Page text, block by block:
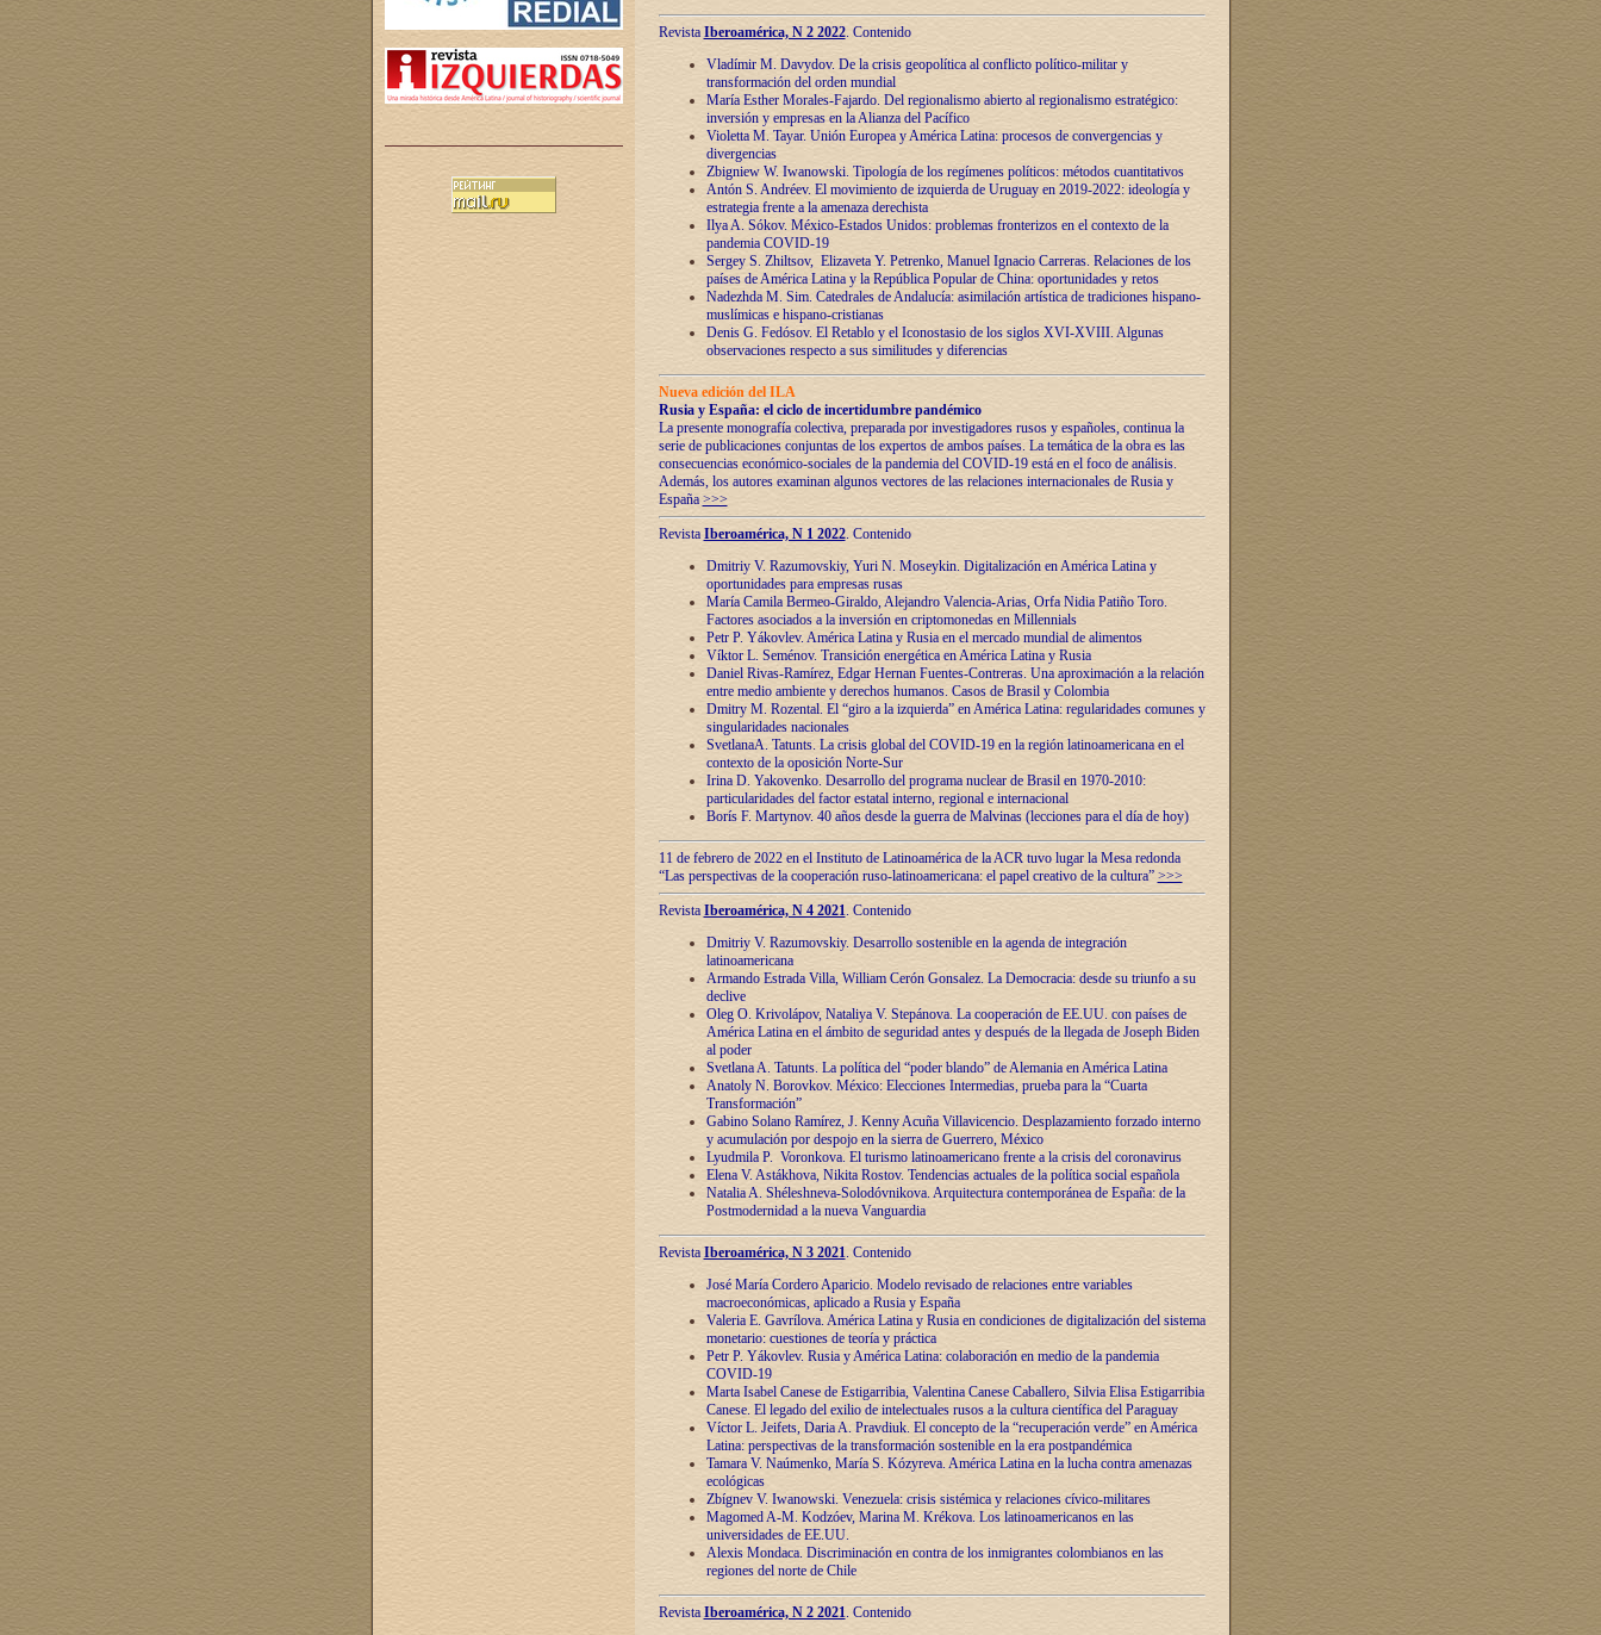
Revista Iberoamérica, N 2 2022. Contenido
Vladímir M. Davydov. De la crisis geopolítica al conflicto político-militar y
transformación del orden mundial
María Esther Morales-Fajardo. Del regionalismo abierto al regionalismo estratégico:
inversión y empresas en la Alianza del Pacífico
Violetta M. Tayar. Unión Europea y América Latina: procesos de convergencias y
divergencias
Zbigniew W. Iwanowski. Tipología de los regímenes políticos: métodos cuantitativos
Antón S. Andréev. El movimiento de izquierda de Uruguay en 2019-2022: ideología y
estrategia frente a la amenaza derechista
Ilya A. Sókov. México-Estados Unidos: problemas fronterizos en el contexto de la
pandemia COVID-19
Sergey S. Zhiltsov, Elizaveta Y. Petrenko, Manuel Ignacio Carreras. Relaciones de los
países de América Latina y la República Popular de China: oportunidades y retos
Nadezhda M. Sim. Catedrales de Andalucía: asimilación artística de tradiciones hispano-
muslímicas e hispano-cristianas
Denis G. Fedósov. El Retablo y el Iconostasio de los siglos XVI-XVIII. Algunas
observaciones respecto a sus similitudes y diferencias
Nueva edición del ILA
Rusia y España: el ciclo de incertidumbre pandémico
La presente monografía colectiva, preparada por investigadores rusos y españoles, continua la
serie de publicaciones conjuntas de los expertos de ambos países. La temática de la obra es las
consecuencias económico-sociales de la pandemia del COVID-19 está en el foco de análisis.
Además, los autores examinan algunos vectores de las relaciones internacionales de Rusia y
España >>>
Revista Iberoamérica, N 1 2022. Contenido
Dmitriy V. Razumovskiy, Yuri N. Moseykin. Digitalización en América Latina y
oportunidades para empresas rusas
María Camila Bermeo-Giraldo, Alejandro Valencia-Arias, Orfa Nidia Patiño Toro.
Factores asociados a la inversión en criptomonedas en Millennials
Petr P. Yákovlev. América Latina y Rusia en el mercado mundial de alimentos
Víktor L. Seménov. Transición energética en América Latina y Rusia
Daniel Rivas-Ramírez, Edgar Hernan Fuentes-Contreras. Una aproximación a la relación
entre medio ambiente y derechos humanos. Casos de Brasil y Colombia
Dmitry M. Rozental. El “giro a la izquierda” en América Latina: regularidades comunes y
singularidades nacionales
SvetlanaA. Tatunts. La crisis global del COVID-19 en la región latinoamericana en el
contexto de la oposición Norte-Sur
Irina D. Yakovenko. Desarrollo del programa nuclear de Brasil en 1970-2010:
particularidades del factor estatal interno, regional e internacional
Borís F. Martynov. 40 años desde la guerra de Malvinas (lecciones para el día de hoy)
11 de febrero de 2022 en el Instituto de Latinoamérica de la ACR tuvo lugar la Mesa redonda
“Las perspectivas de la cooperación ruso-latinoamericana: el papel creativo de la cultura” >>>
Revista Iberoamérica, N 4 2021. Contenido
Dmitriy V. Razumovskiy. Desarrollo sostenible en la agenda de integración
latinoamericana
Armando Estrada Villa, William Cerón Gonsalez. La Democracia: desde su triunfo a su
declive
Oleg O. Krivolápov, Nataliya V. Stepánova. La cooperación de EE.UU. con países de
América Latina en el ámbito de seguridad antes y después de la llegada de Joseph Biden
al poder
Svetlana A. Tatunts. La política del “poder blando” de Alemania en América Latina
Anatoly N. Borovkov. México: Elecciones Intermedias, prueba para la “Cuarta
Transformación”
Gabino Solano Ramírez, J. Kenny Acuña Villavicencio. Desplazamiento forzado interno
y acumulación por despojo en la sierra de Guerrero, México
Lyudmila P. Voronkova. El turismo latinoamericano frente a la crisis del coronavirus
Elena V. Astákhova, Nikita Rostov. Tendencias actuales de la política social española
Natalia A. Shéleshneva-Solodóvnikova. Arquitectura contemporánea de España: de la
Postmodernidad a la nueva Vanguardia
Revista Iberoamérica, N 3 2021. Contenido
José María Cordero Aparicio. Modelo revisado de relaciones entre variables
macroeconómicas, aplicado a Rusia y España
Valeria E. Gavrílova. América Latina y Rusia en condiciones de digitalización del sistema
monetario: cuestiones de teoría y práctica
Petr P. Yákovlev. Rusia y América Latina: colaboración en medio de la pandemia
COVID-19
Marta Isabel Canese de Estigarribia, Valentina Canese Caballero, Silvia Elisa Estigarribia
Canese. El legado del exilio de intelectuales rusos a la cultura científica del Paraguay
Víctor L. Jeifets, Daria A. Pravdiuk. El concepto de la “recuperación verde” en América
Latina: perspectivas de la transformación sostenible en la era postpandémica
Tamara V. Naúmenko, María S. Kózyreva. América Latina en la lucha contra amenazas
ecológicas
Zbígnev V. Iwanowski. Venezuela: crisis sistémica y relaciones cívico-militares
Magomed A-M. Kodzóev, Marina M. Krékova. Los latinoamericanos en las
universidades de EE.UU.
Alexis Mondaca. Discriminación en contra de los inmigrantes colombianos en las
regiones del norte de Chile
RevistaIberoamérica, N 2 2021. Contenido